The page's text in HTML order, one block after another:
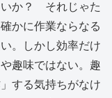
いか？ それじゃた
かに作業ならなる
。しかし効率だけ
趣味ではない。趣
する気持ちがなけ